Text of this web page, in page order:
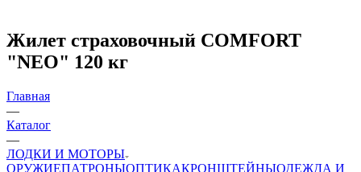
Жилет страховочный COMFORT
"NEO" 120 кг
Главная
—
Каталог
—
ЛОДКИ И МОТОРЫ
ОРУЖИЕПАТРОНЫОПТИКАКРОНШТЕЙНЫОДЕЖДА И